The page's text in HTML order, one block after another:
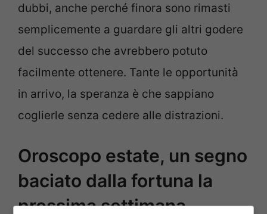
dubbi, anche perché finora sono rimasti
semplicemente a guardare gli altri godere
del successo che avrebbero potuto
facilmente ottenere. Tante le opportunità
in arrivo, la speranza è che sappiano
coglierle senza cedere alle distrazioni.
Oroscopo estate, un segno
baciato dalla fortuna la
prossima settimana